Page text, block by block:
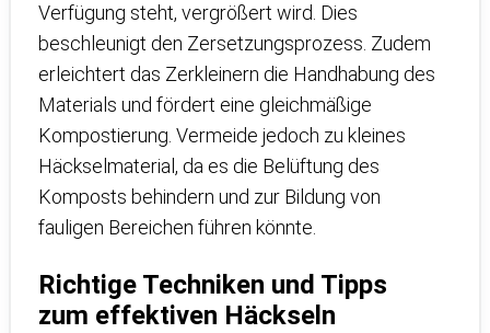
Verfügung steht, vergrößert wird. Dies
beschleunigt den Zersetzungsprozess. Zudem
erleichtert das Zerkleinern die Handhabung des
Materials und fördert eine gleichmäßige
Kompostierung. Vermeide jedoch zu kleines
Häckselmaterial, da es die Belüftung des
Komposts behindern und zur Bildung von
fauligen Bereichen führen könnte.
Richtige Techniken und Tipps
zum effektiven Häckseln